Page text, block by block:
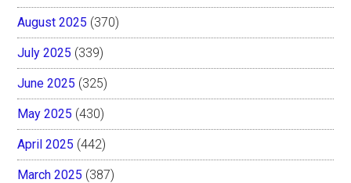
August 2025 (370)
July 2025 (339)
June 2025 (325)
May 2025 (430)
April 2025 (442)
March 2025 (387)